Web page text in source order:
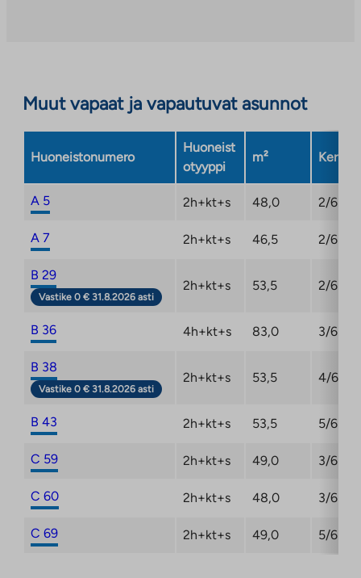
Muut vapaat ja vapautuvat asunnot
Huoneistonumero
Huoneist
otyyppi
m² Kerros
A 5 2h+kt+s 48,0 2/6
A 7 2h+kt+s 46,5 2/6
B 29
Vastike 0 € 31.8.2026 asti
2h+kt+s 53,5 2/6
B 36 4h+kt+s 83,0 3/6
B 38
Vastike 0 € 31.8.2026 asti
2h+kt+s 53,5 4/6
B 43 2h+kt+s 53,5 5/6
C 59 2h+kt+s 49,0 3/6
C 60 2h+kt+s 48,0 3/6
C 69 2h+kt+s 49,0 5/6